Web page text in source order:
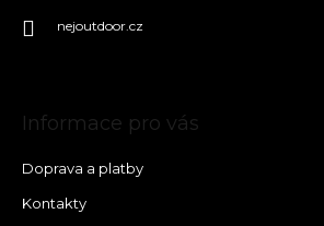
nejoutdoor.cz
Informace pro vás
Doprava a platby
Kontakty